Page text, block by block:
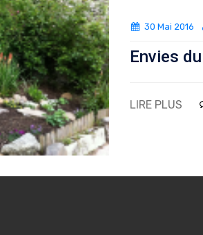
30 Mai 2016
Envies
LIRE PLUS